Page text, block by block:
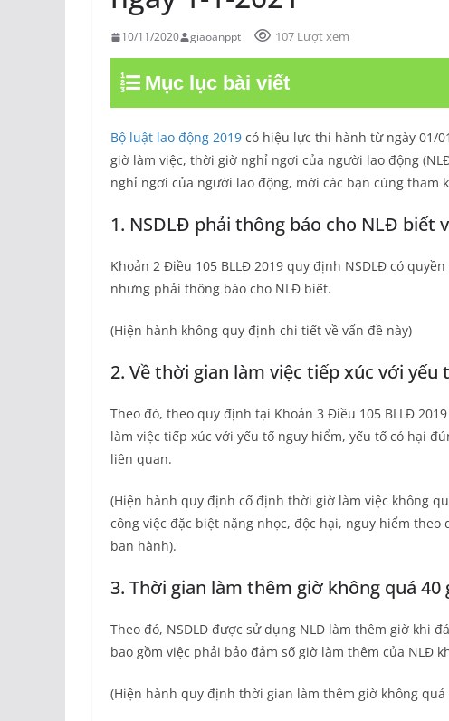
10/11/2020 giaoanppt 107 Lượt xem
Mục lục bài viết
Bộ luật lao động 2019 có hiệu lực thi hành từ ngày 01/
giờ làm việc, thời giờ nghỉ ngơi của người lao động
nghỉ ngơi của người lao động, mời các bạn cùng tham
1. NSDLĐ phải thông báo cho NLĐ biết
Khoản 2 Điều 105 BLLĐ 2019 quy định NSDLĐ có
nhưng phải thông báo cho NLĐ biết.
(Hiện hành không quy định chi tiết về vấn đề này)
2. Về thời gian làm việc tiếp xúc với yếu
Theo đó, theo quy định tại Khoản 3 Điều 105 BLLĐ
làm việc tiếp xúc với yếu tố nguy hiểm, yếu tố có hại
liên quan.
(Hiện hành quy định cố định thời giờ làm việc không
công việc đặc biệt nặng nhọc, độc hại, nguy hiểm
ban hành).
3. Thời gian làm thêm giờ không quá
Theo đó, NSDLĐ được sử dụng NLĐ làm thêm giờ khi
bao gồm việc phải bảo đảm số giờ làm thêm của NLĐ
(Hiện hành quy định thời gian làm thêm giờ không quá